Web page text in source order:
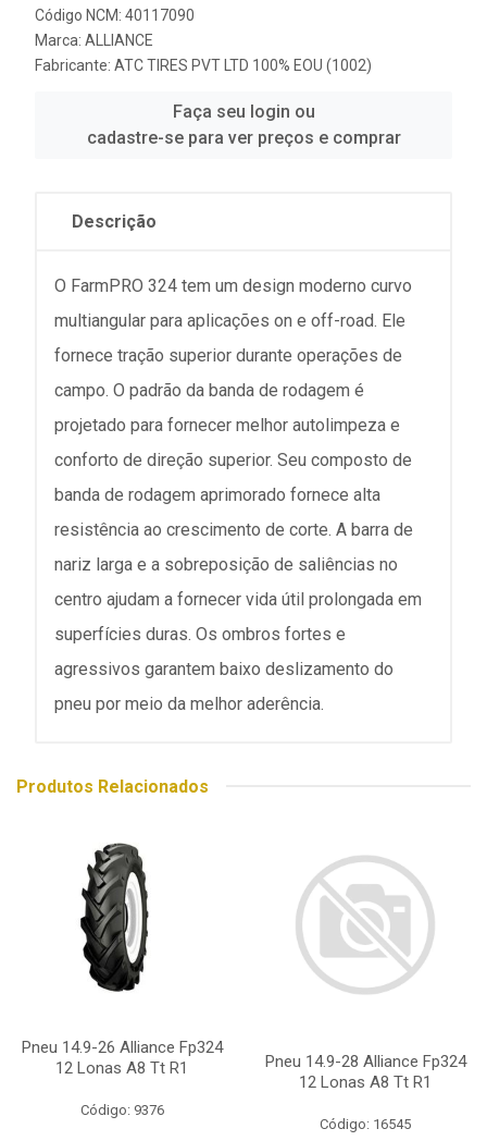
Código NCM: 40117090
Marca: ALLIANCE
Fabricante: ATC TIRES PVT LTD 100% EOU (1002)
Faça seu login ou
cadastre-se para ver preços e comprar
Descrição
O FarmPRO 324 tem um design moderno curvo
multiangular para aplicações on e off-road. Ele
fornece tração superior durante operações de
campo. O padrão da banda de rodagem é
projetado para fornecer melhor autolimpeza e
conforto de direção superior. Seu composto de
banda de rodagem aprimorado fornece alta
resistência ao crescimento de corte. A barra de
nariz larga e a sobreposição de saliências no
centro ajudam a fornecer vida útil prolongada em
superfícies duras. Os ombros fortes e
agressivos garantem baixo deslizamento do
pneu por meio da melhor aderência.
Produtos Relacionados
Pneu 14.9-26 Alliance Fp324
12 Lonas A8 Tt R1
Código: 9376
Pneu 14.9-28 Alliance Fp324
12 Lonas A8 Tt R1
Código: 16545